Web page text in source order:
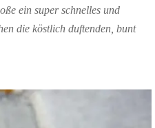
ein super schnelles und
die köstlich duftenden, bunt